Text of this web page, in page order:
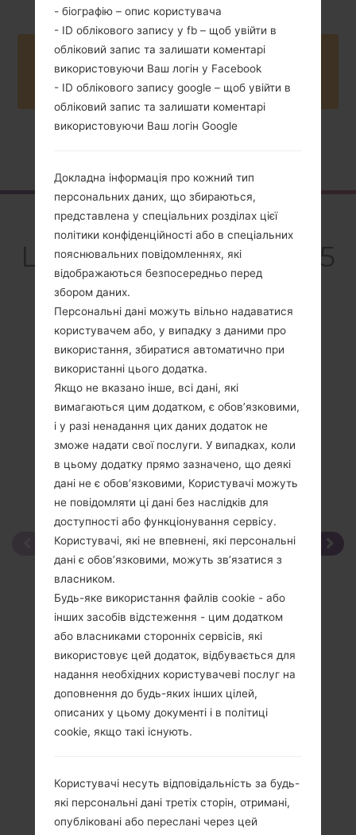
Buy accessories on Amazon
Огляд
LGGW525G(LGGW525
G) akaLG Breeze
Порівняти
- біографію – опис користувача
- ID облікового запису у fb – щоб увійти в
обліковий запис та залишати коментарі
використовуючи Ваш логін у Facebook
- ID облікового запису google – щоб увійти в
обліковий запис та залишати коментарі
використовуючи Ваш логін Google
Докладна інформація про кожний тип
персональних даних, що збираються,
представлена у спеціальних розділах цієї
політики конфіденційності або в спеціальних
пояснювальних повідомленнях, які
відображаються безпосередньо перед
збором даних.
Персональні дані можуть вільно надаватися
користувачем або, у випадку з даними про
використання, збиратися автоматично при
використанні цього додатка.
Якщо не вказано інше, всі дані, які
вимагаються цим додатком, є обов’язковими,
і у разі ненадання цих даних додаток не
зможе надати свої послуги. У випадках, коли
в цьому додатку прямо зазначено, що деякі
дані не є обов’язковими, Користувачі можуть
не повідомляти ці дані без наслідків для
доступності або функціонування сервісу.
Користувачі, які не впевнені, які персональні
дані є обов’язковими, можуть зв’язатися з
власником.
Будь-яке використання файлів cookie - або
інших засобів відстеження - цим додатком
або власниками сторонніх сервісів, які
використовує цей додаток, відбувається для
надання необхідних користувачеві послуг на
доповнення до будь-яких інших цілей,
описаних у цьому документі і в політиці
cookie, якщо такі існують.
Користувачі несуть відповідальність за будь-
які персональні дані третіх сторін, отримані,
опубліковані або переслані через цей